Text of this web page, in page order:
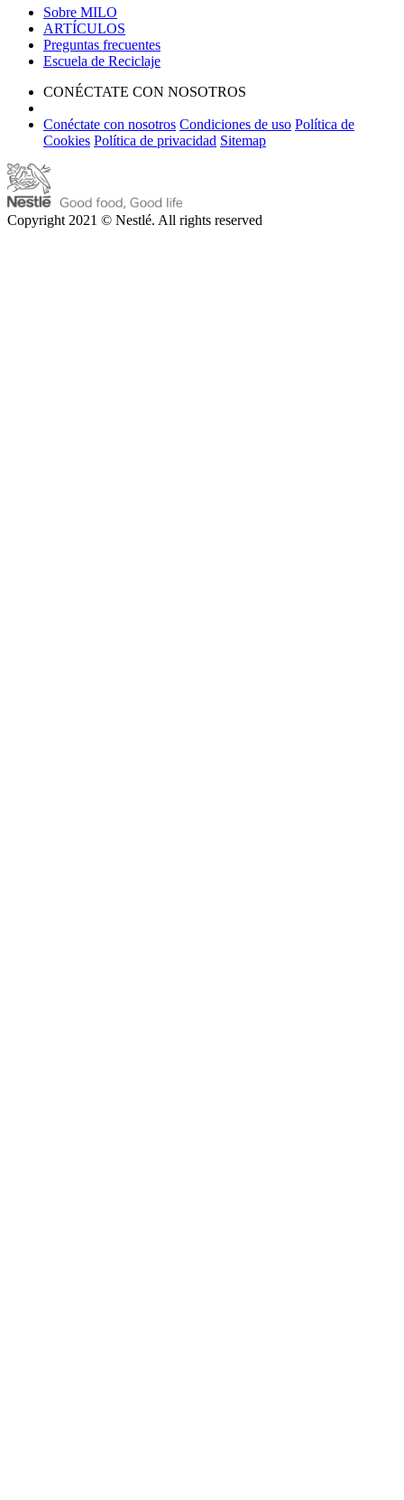
Sobre MILO
ARTÍCULOS
Preguntas frecuentes
Escuela de Reciclaje
CONÉCTATE CON NOSOTROS
Conéctate con nosotros Condiciones de uso Política de
Cookies Política de privacidad Sitemap
Copyright 2021 © Nestlé. All rights reserved